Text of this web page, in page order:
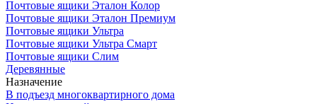
Почтовые ящики Эталон Колор
Почтовые ящики Эталон Премиум
Почтовые ящики Ультра
Почтовые ящики Ультра Смарт
Почтовые ящики Слим
Деревянные
Назначение
В подъезд многоквартирного дома